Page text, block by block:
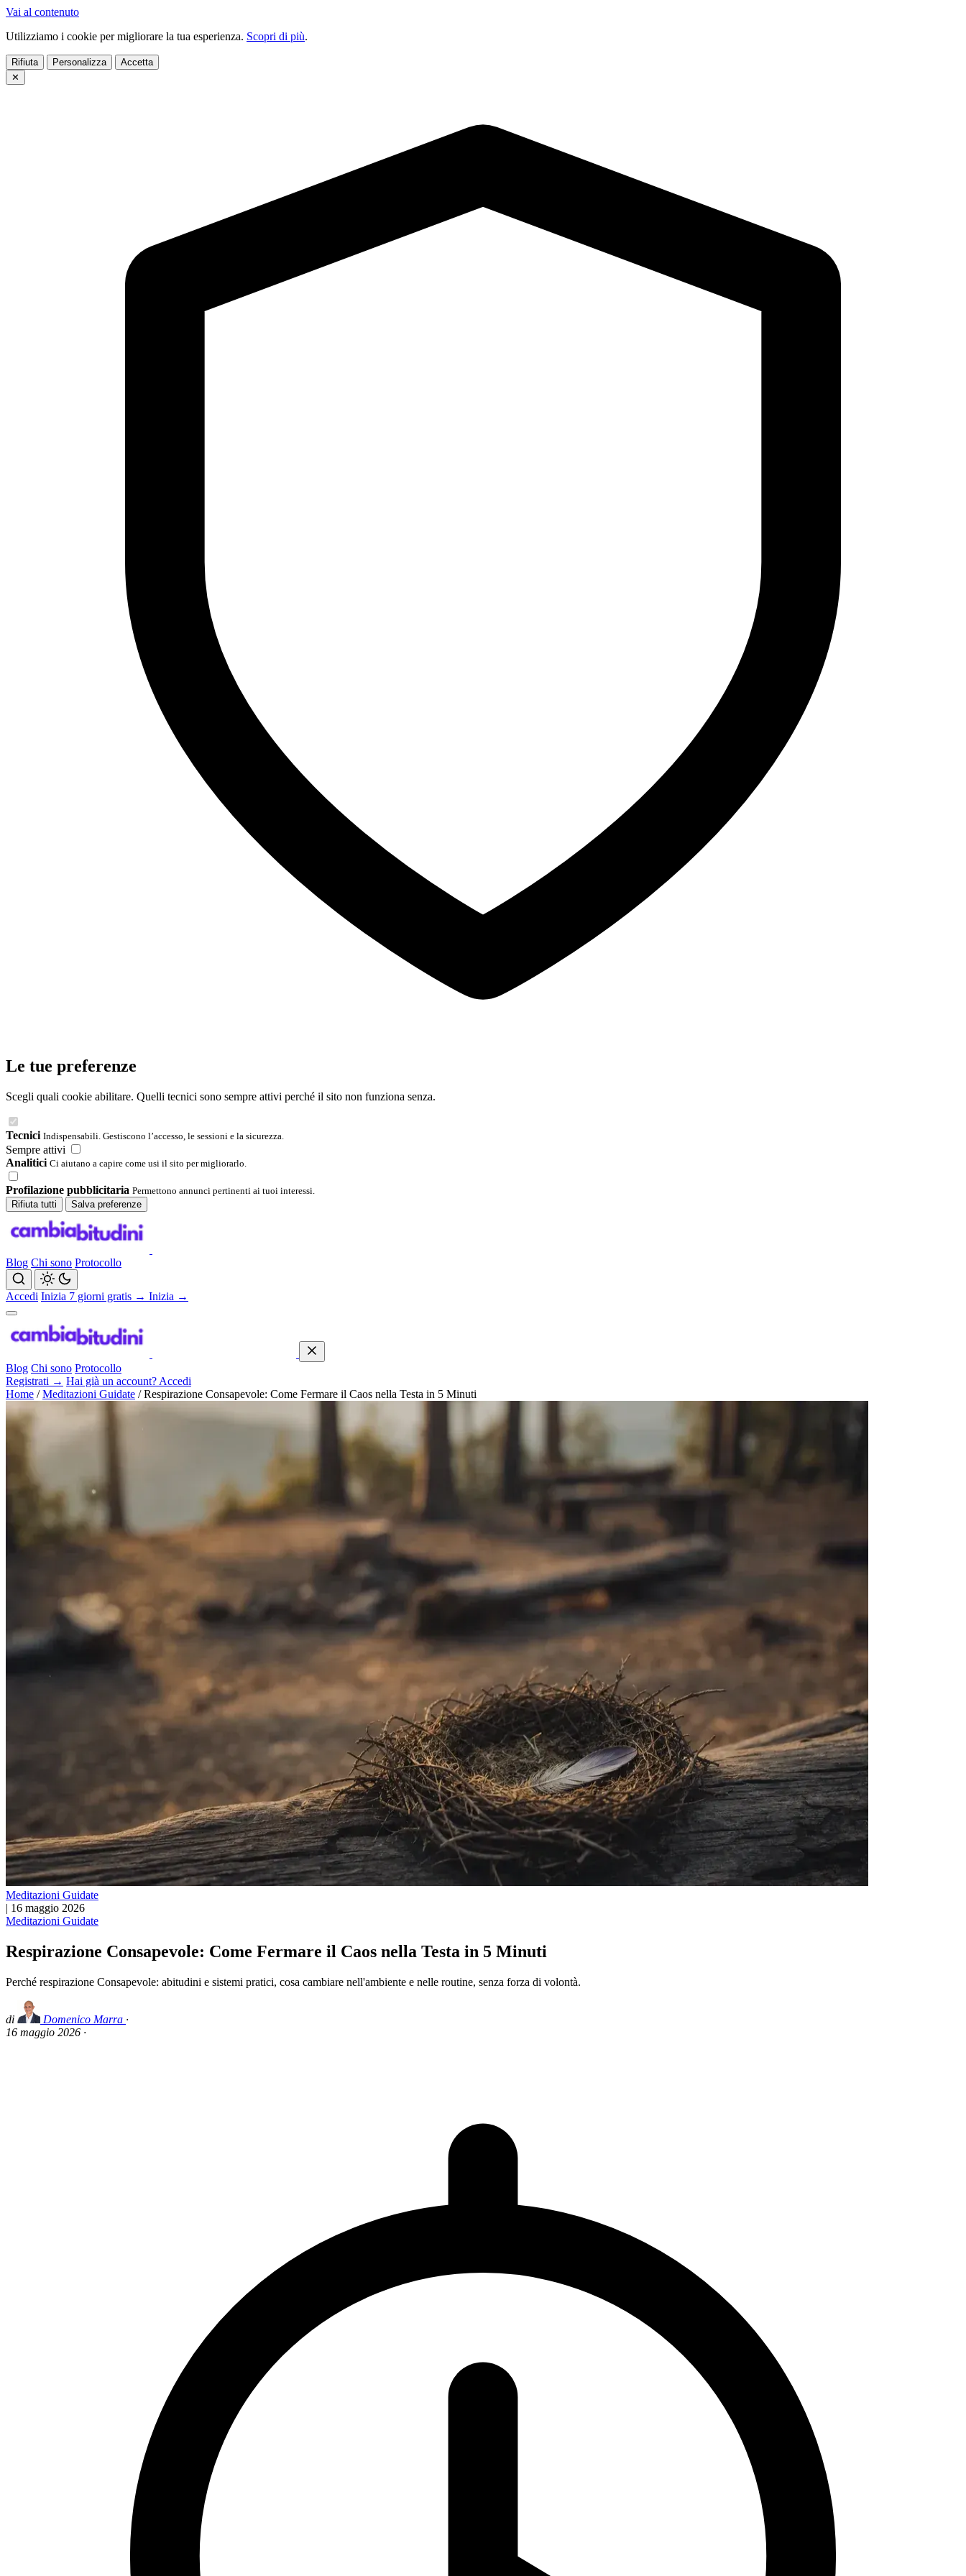
Vai al contenuto
Utilizziamo i cookie per migliorare la tua esperienza. Scopri di più.
Rifiuta Personalizza
Accetta
✕
Le tue preferenze
Scegli quali cookie abilitare. Quelli tecnici sono sempre attivi perché il sito non funziona senza.
Tecnici Indispensabili. Gestiscono l’accesso, le sessioni e la sicurezza.
Sempre attivi
Analitici Ci aiutano a capire come usi il sito per migliorarlo.
Profilazione pubblicitaria Permettono annunci pertinenti ai tuoi interessi.
Rifiuta tutti
Salva preferenze
Blog Chi sono Protocollo
Accedi Inizia 7 giorni gratis → Inizia →
Blog Chi sono Protocollo
Registrati → Hai già un account? Accedi
Home / Meditazioni Guidate / Respirazione Consapevole: Come Fermare il Caos nella Testa in 5 Minuti
Meditazioni Guidate
| 16 maggio 2026
Meditazioni Guidate
Respirazione Consapevole: Come Fermare il Caos nella Testa in 5 Minuti
Perché respirazione Consapevole: abitudini e sistemi pratici, cosa cambiare nell'ambiente e nelle routine, senza forza di volontà.
di Domenico Marra ·
16 maggio 2026 ·